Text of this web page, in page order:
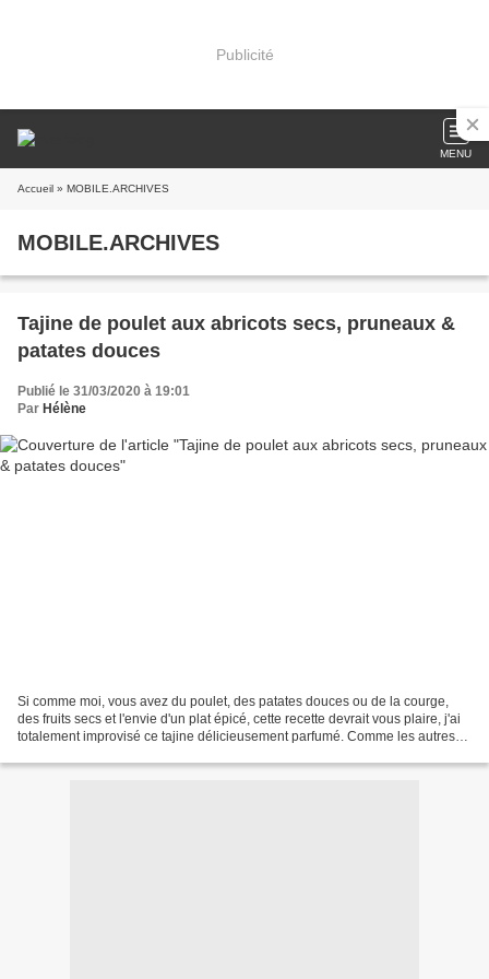
Publicité
MENU
Accueil » MOBILE.ARCHIVES
MOBILE.ARCHIVES
Tajine de poulet aux abricots secs, pruneaux &
patates douces
Publié le 31/03/2020 à 19:01
Par Hélène
Si comme moi, vous avez du poulet, des patates douces ou de la courge,
des fruits secs et l'envie d'un plat épicé, cette recette devrait vous plaire, j'ai
totalement improvisé ce tajine délicieusement parfumé. Comme les autres